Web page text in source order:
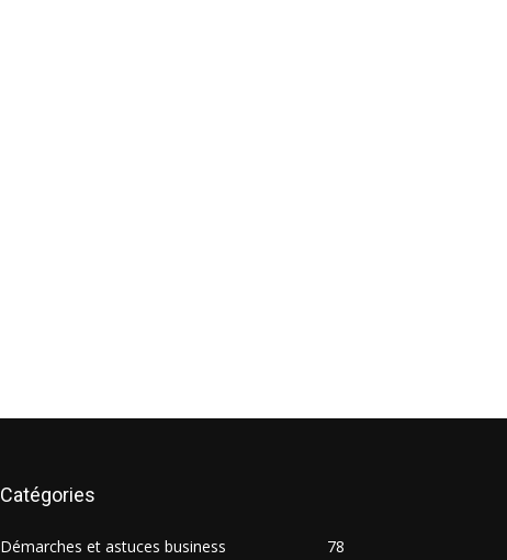
Catégories
Démarches et astuces business 78